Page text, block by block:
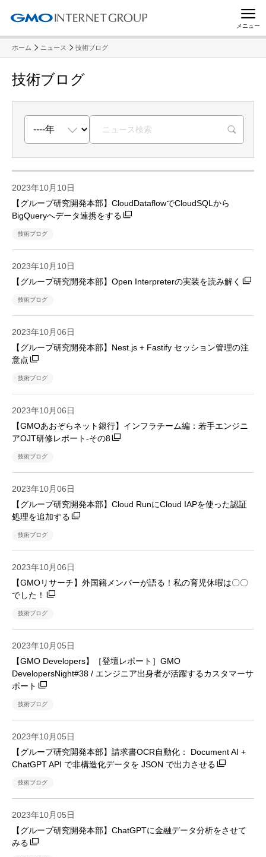
メニュー
ホーム ニュース 技術ブログ
技術ブログ
2023年10月10日
【グループ研究開発本部】CloudDataflowでCloudSQLから
BigQueryへデータ連携をする
技術ブログ
2023年10月10日
【グループ研究開発本部】Open Interpreterの実装を読み解く
技術ブログ
2023年10月06日
【グループ研究開発本部】Nest.js + Fastify セッション管理の注
意点
技術ブログ
2023年10月06日
【GMOあおぞらネット銀行】インフラチーム編：若手エンジニ
アOJT研修レポート-その8
技術ブログ
2023年10月06日
【グループ研究開発本部】Cloud RunにCloud IAPを使った認証
処理を追加する
技術ブログ
2023年10月06日
【GMOリサーチ】外国籍メンバーが語る！私の育児休暇は〇〇
でした！
技術ブログ
2023年10月05日
【GMO Developers】［登壇レポート］GMO
DevelopersNight#38 / エンジニア出身者が活躍するカスタマーサ
ポート
技術ブログ
2023年10月05日
【グループ研究開発本部】請求書OCR自動化： Document AI +
ChatGPT API で非構造化データを JSON で出力させる
技術ブログ
2023年10月05日
【グループ研究開発本部】ChatGPTに金融データ分析をさせて
みる